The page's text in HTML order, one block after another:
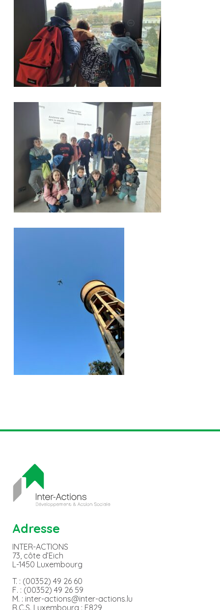
Adresse
INTER-ACTIONS
73, côte d’Eich
L-1450 Luxembourg
T. : (00352) 49 26 60
F. : (00352) 49 26 59
M. : inter-actions@inter-actions.lu
R.C.S. Luxembourg : F829